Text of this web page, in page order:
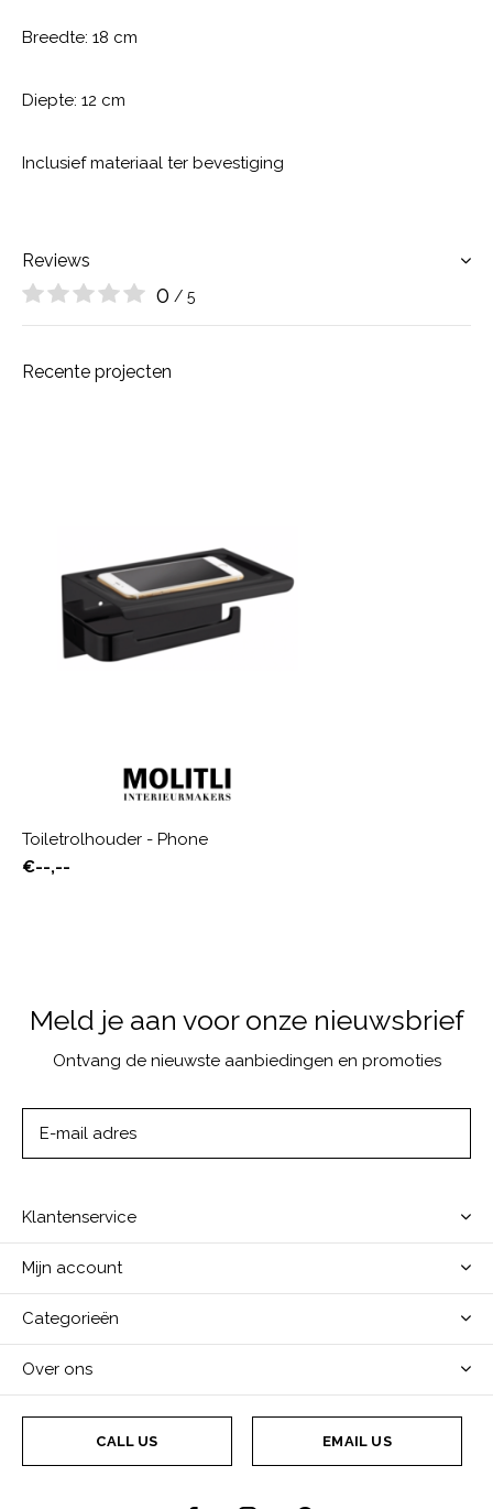
Breedte: 18 cm
Diepte: 12 cm
Inclusief materiaal ter bevestiging
Reviews
0 / 5
Recente projecten
Toiletrolhouder - Phone
€--,--
Meld je aan voor onze nieuwsbrief
Ontvang de nieuwste aanbiedingen en promoties
Klantenservice
Mijn account
Categorieën
Over ons
CALL US EMAIL US